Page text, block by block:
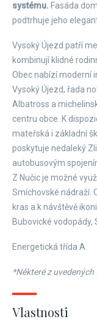
systému. Fasáda
podtrhuje jeho
Vysoký Újezd patří
kombinují klidné
Obec nabízí moderní
Vysoký Újezd, řada
Albatross a
centru obce. K
mateřská i základní
poskytuje nedaleký
autobusovým
Z Nučic je možné
Smíchovské nádraží.
kras a k návštěvě
Bubovické vodopády,
Energetická třída A.
*Některé z
Vlastnosti